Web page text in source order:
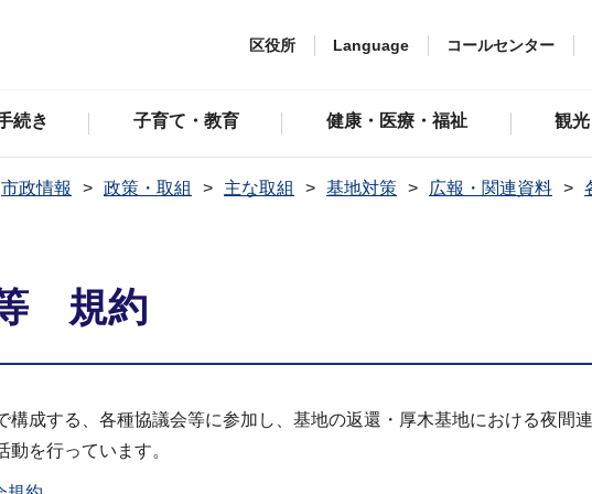
区役所 Language コールセンター
続き 子育て・教育 健康・医療・福祉 観
市政情報 政策・取組 主な取組 基地対策 広報・関連資料
規約
構成する、各種協議会等に参加し、基地の返還・厚木基地における夜間
を行っています。